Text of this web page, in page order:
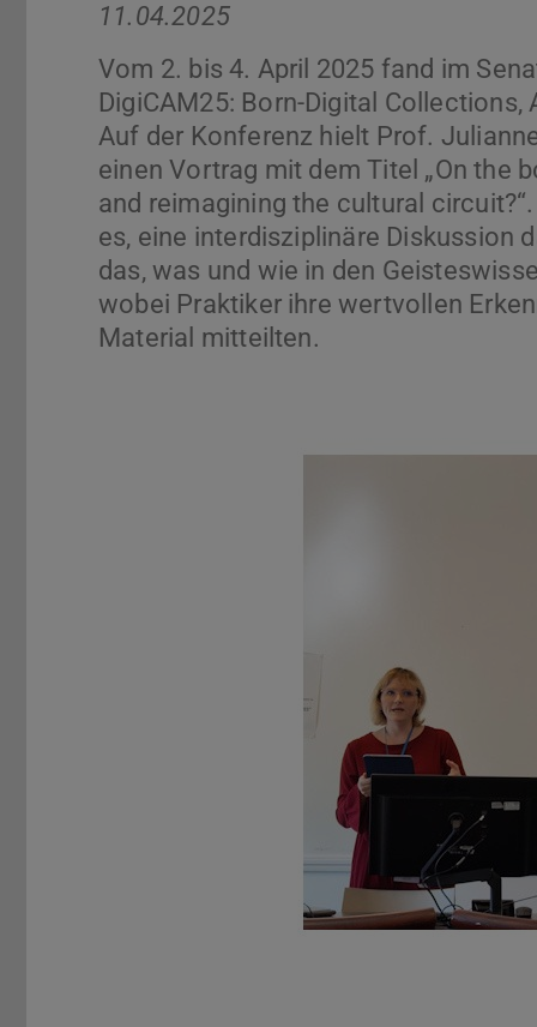
11.04.2025
Vom 2. bis 4. April 2025 fand im
DigiCAM25: Born-Digital
Auf der Konferenz hielt Prof.
einen Vortrag mit dem Titel „On the
and reimagining the cultural
es, eine interdisziplinäre Diskussion
das, was und wie in den
wobei Praktiker ihre wertvollen
Material mitteilten.